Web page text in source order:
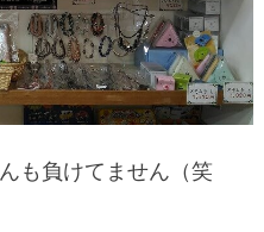
も負けてません（笑